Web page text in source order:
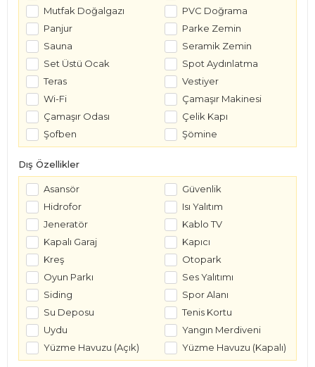
Mutfak Doğalgazı
PVC Doğrama
Panjur
Parke Zemin
Sauna
Seramik Zemin
Set Üstü Ocak
Spot Aydınlatma
Teras
Vestiyer
Wi-Fi
Çamaşır Makinesi
Çamaşır Odası
Çelik Kapı
Şofben
Şömine
Dış Özellikler
Asansör
Güvenlik
Hidrofor
Isı Yalıtım
Jeneratör
Kablo TV
Kapalı Garaj
Kapıcı
Kreş
Otopark
Oyun Parkı
Ses Yalıtımı
Siding
Spor Alanı
Su Deposu
Tenis Kortu
Uydu
Yangın Merdiveni
Yüzme Havuzu (Açık)
Yüzme Havuzu (Kapalı)